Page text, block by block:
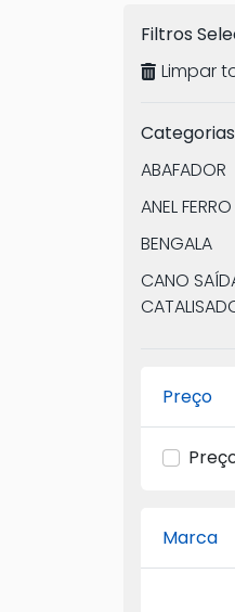
Filtros
Limpar
ABAFADOR
ANEL
BENGALA
CANO
PRÉ-
TUBO
Preço
Marca